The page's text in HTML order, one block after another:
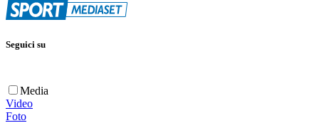
Seguici su
Media
Video
Foto